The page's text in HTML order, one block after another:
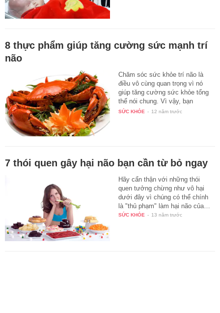
8 thực phẩm giúp tăng cường sức mạnh trí
não
Chăm sóc sức khỏe trí não là
điều vô cùng quan trọng vì nó
giúp tăng cường sức khỏe tổng
thể nói chung. Vì vậy, bạn
đừng…
SỨC KHỎE - 12 năm trước
7 thói quen gây hại não bạn cần từ bỏ ngay
Hãy cẩn thận với những thói
quen tưởng chừng như vô hại
dưới đây vì chúng có thể chính
là "thủ phạm" làm hại não của…
SỨC KHỎE - 13 năm trước